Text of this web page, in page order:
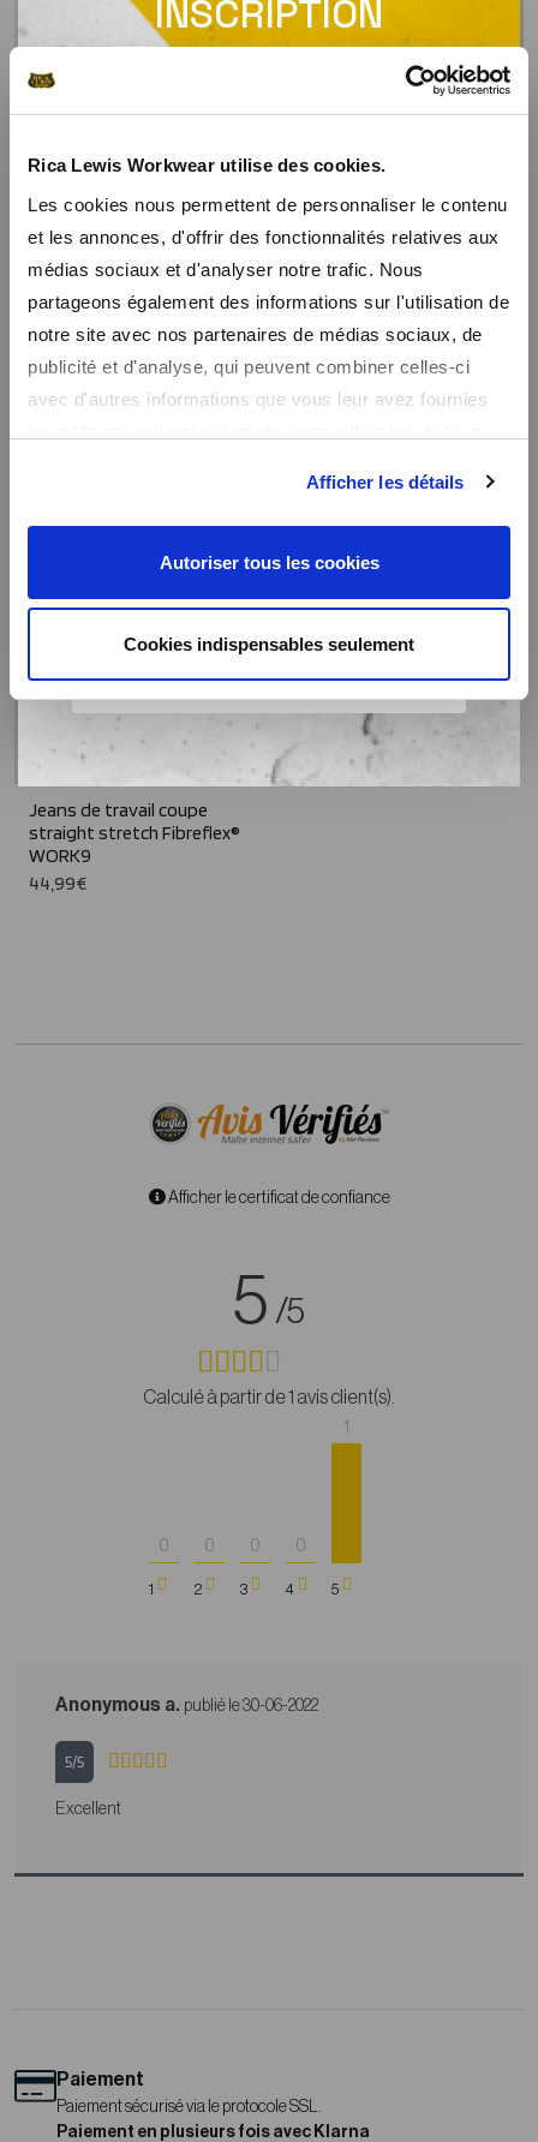
Rica Lewis Workwear utilise des cookies.
Les cookies nous permettent de personnaliser le contenu
et les annonces, d'offrir des fonctionnalités relatives aux
médias sociaux et d'analyser notre trafic. Nous
partageons également des informations sur l'utilisation de
notre site avec nos partenaires de médias sociaux, de
publicité et d'analyse, qui peuvent combiner celles-ci
avec d'autres informations que vous leur avez fournies
Afficher les détails
Autoriser tous les cookies
Cookies indispensables seulement
INSCRIPTION
NEWSLETTER
Recevez un code promo de -10% sur tout le
En vous inscrivant à notre newsletter, vous recevrez nos promos
en avant première et un code promo de bienvenue de -10%
Sweat zippé FULLZIP
44,99€
Lot de 3 T-shirts de travail
THOR
Jeans de travail coupe
straight stretch Fibreflex®
WORK9
44,99€
Afficher le certificat de confiance
5 /5
Calculé à partir de 1 avis client(s).
1
0
2
0
3
0
4
0
5
1
Anonymous a. publié le 30-06-2022
5/5
Excellent
Paiement
Paiement sécurisé via le protocole SSL.
Paiement en plusieurs fois avec Klarna